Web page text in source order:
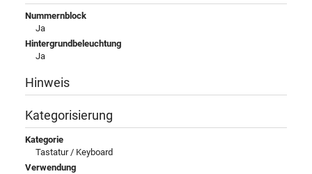
Nummernblock
Ja
Hintergrundbeleuchtung
Ja
Hinweis
Kategorisierung
Kategorie
Tastatur / Keyboard
Verwendung